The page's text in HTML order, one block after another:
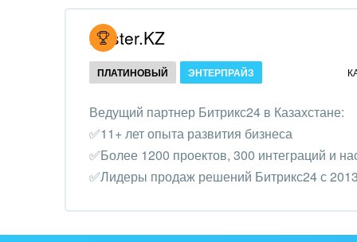
Внедрение КЭДО
Интеграция с 1С
Организация задач и
Внедрение Бизнес-
процессов
администрирование
Hoster.KZ
ПЛАТИНОВЫЙ ЭНТЕРПРАЙЗ
Ведущий партнер Битрикс24 в Казахстане:
✅11+ лет опыта развития бизнеса
✅Более 1200 проектов, 300 интеграций и
✅Лидеры продаж решений Битрикс24 с